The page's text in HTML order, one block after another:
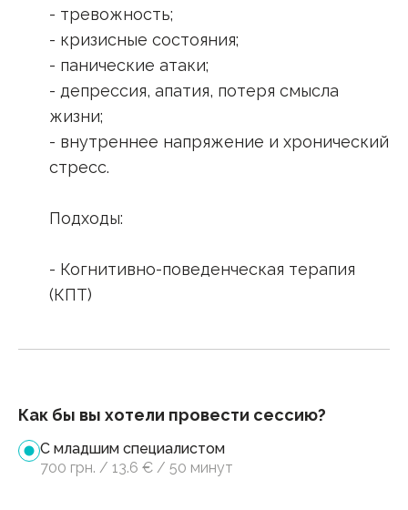
- тревожность;
- кризисные состояния;
- панические атаки;
- депрессия, апатия, потеря смысла
жизни;
- внутреннее напряжение и хронический
стресс.
Подходы:
- Когнитивно-поведенческая терапия
(КПТ)
Как бы вы хотели провести сессию?
С младшим специалистом
700 грн. / 13.6 € / 50 минут